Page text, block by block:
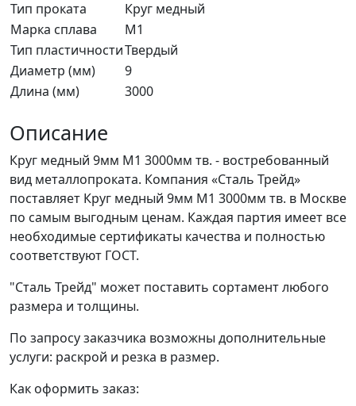
Тип проката
Круг медный
Марка сплава
М1
Тип пластичностиТвердый
Диаметр (мм)
9
Длина (мм)
3000
Описание
Круг медный 9мм М1 3000мм тв. - востребованный
вид металлопроката. Компания «Сталь Трейд»
поставляет Круг медный 9мм М1 3000мм тв. в Москве
по самым выгодным ценам. Каждая партия имеет все
необходимые сертификаты качества и полностью
соответствуют ГОСТ.
"Сталь Трейд" может поставить сортамент любого
размера и толщины.
По запросу заказчика возможны дополнительные
услуги: раскрой и резка в размер.
Как оформить заказ: